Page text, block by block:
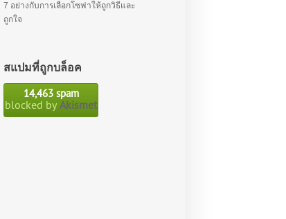
7 อย่างกับการเลือกโซฟาให้ถูกวิธีและ
ถูกใจ
สแปมที่ถูกบล็อค
14,463 spam
blocked by Akismet